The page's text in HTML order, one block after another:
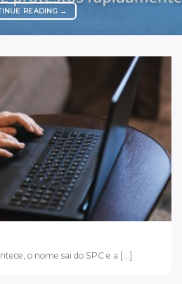
READING →
o nome sai do SPC e a [...]